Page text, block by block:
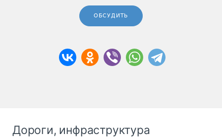
ОБСУДИТЬ
Дороги, инфраструктура